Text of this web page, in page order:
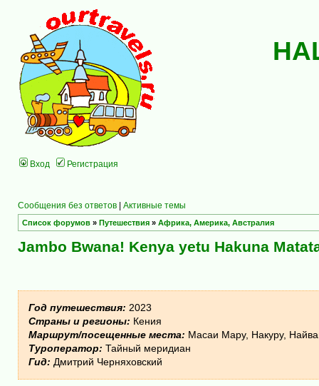
Вход Регистрация
Сообщения без ответов | Активные темы
Список форумов » Путешествия » Африка, Америка, Австралия
Jambo Bwana! Kenya yetu Hakuna
Год путешествия: 2023
Страны и регионы: Кения
Маршрут/посещенные места: Масаи Мару, Накуру,
Туроператор: Тайный меридиан
Гид: Дмитрий Черняховский